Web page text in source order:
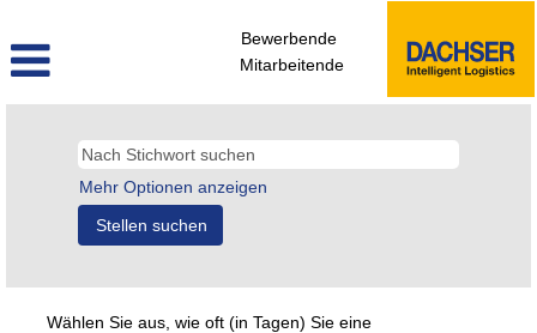
Bewerbende
Mitarbeitende
Mehr Optionen anzeigen
Wählen Sie aus, wie oft (in Tagen) Sie eine